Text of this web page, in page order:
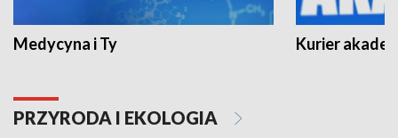
Medycyna i Ty Kurier
PRZYRODA I EKOLOGIA